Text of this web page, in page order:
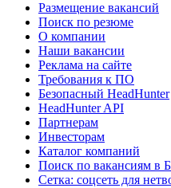
Размещение вакансий
Поиск по резюме
О компании
Наши вакансии
Реклама на сайте
Требования к ПО
Безопасный HeadHunter
HeadHunter API
Партнерам
Инвесторам
Каталог компаний
Поиск по вакансиям в
Сетка: соцсеть для